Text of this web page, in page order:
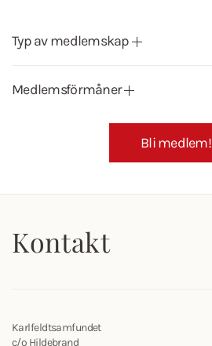
Typ av medlemskap
Medlemsförmåner
Bli medlem!
Kontakt
Karlfeldtsamfundet
c/o Hildebrand